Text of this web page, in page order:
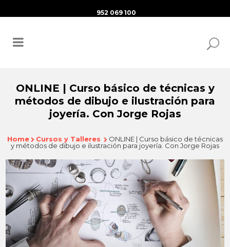
952 069 100
ONLINE | Curso básico de técnicas y
métodos de dibujo e ilustración para
joyería. Con Jorge Rojas
Home Cursos y Talleres
ONLINE | Curso básico de técnicas
y métodos de dibujo e ilustración para joyería. Con Jorge Rojas